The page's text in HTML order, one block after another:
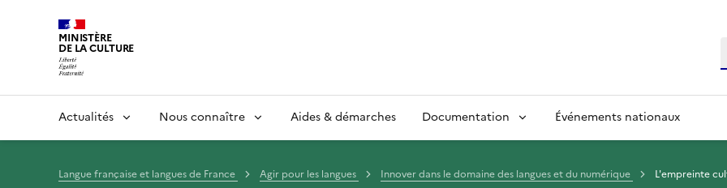
MINISTÈRE
DE LA CULTURE
Actualités Nous connaître Aides & démarches Documentation Événements nationaux
Langue française et langues de France Agir pour les langues Innover dans le domaine des langues et du numérique
L'empreinte